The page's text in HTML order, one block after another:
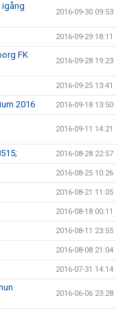
igång
2016-09-30 09:53
2016-09-29 18:11
FK
2016-09-28 19:23
2016-09-25 13:41
2016 2016-09-18 13:50
2016-09-11 14:21
2016-08-28 22:57
2016-08-25 10:26
2016-08-21 11:05
2016-08-18 00:11
2016-08-11 23:55
2016-08-08 21:04
2016-07-31 14:14
2016-06-06 23:28